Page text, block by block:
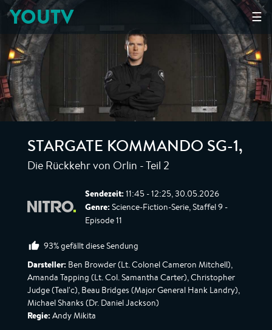
☰
YOUTV
STARGATE KOMMANDO SG-1,
Die Rückkehr von Orlin - Teil 2
Sendezeit: 11:45 - 12:25, 30.05.2026
Genre: Science-Fiction-Serie, Staffel 9 -
Episode 11
93% gefällt diese Sendung
Darsteller: Ben Browder (Lt. Colonel Cameron Mitchell),
Amanda Tapping (Lt. Col. Samantha Carter), Christopher
Judge (Teal'c), Beau Bridges (Major General Hank Landry),
Michael Shanks (Dr. Daniel Jackson)
Regie: Andy Mikita